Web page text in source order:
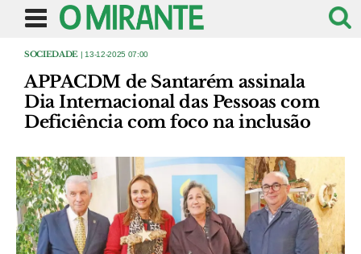
SOCIEDADE | 13-12-2025 07:00
APPACDM de Santarém assinala
Dia Internacional das Pessoas com
Deficiência com foco na inclusão